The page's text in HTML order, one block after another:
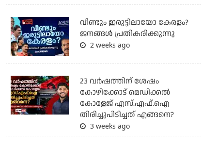
വീണ്ടും ഇരുട്ടിലായോ കേരളം?
ജനങ്ങൾ പ്രതികരിക്കുന്നു
2 weeks ago
23 വർഷത്തിന് ശേഷം
കോഴിക്കോട് മെഡിക്കൽ
കോളേജ് എസ്.എഫ്.ഐ
തിരിച്ചുപിടിച്ചത് എങ്ങനെ?
3 weeks ago